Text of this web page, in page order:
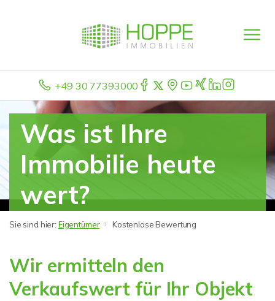
+49 30 77393000
Was ist Ihre
Immobilie heute
wert?
Sie sind hier: Eigentümer Kostenlose Bewertung
Wir ermitteln den
Verkaufswert für Ihr Objekt